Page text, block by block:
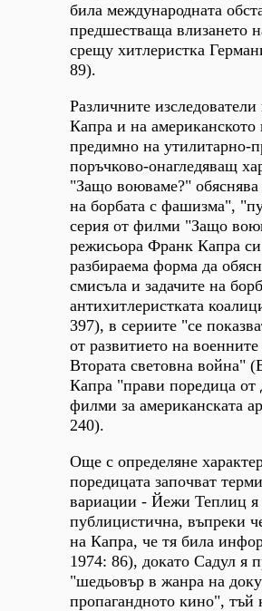
била международната
предшестваща влизането
срещу хитлеристка
89).
Различните
Капра и на американското
предимно на утилитарно-
поръчково-онагледяващ
"Защо воюваме?" обяснява
на борбата с фашизма",
серия от филми "Защо
режисьора Франк Капра си
разбираема форма да
смисъла и задачите на
антихитлеристката
397), в сериите "се
от развитието на
Втората световна война"
Капра "прави поредица от
филми за американската
240).
Още с определяне
поредицата започват
вариации - Йежи Теплиц я
публицистична, въпреки
на Капра, че тя била
1974: 86), докато Садул я
"шедьовър в жанра на
пропагандното кино", тъй